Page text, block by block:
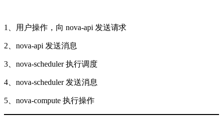
1、用户操作，向 nova-api 发送请求
2、nova-api 发送消息
3、nova-scheduler 执行调度
4、nova-scheduler 发送消息
5、nova-compute 执行操作